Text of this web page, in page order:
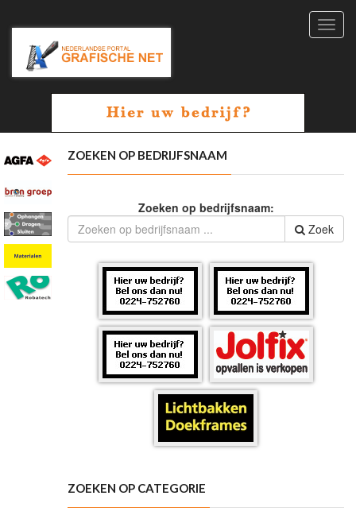
ZOEKEN OP BEDRIJFSNAAM
Zoeken op bedrijfsnaam:
Zoek
ZOEKEN OP CATEGORIE